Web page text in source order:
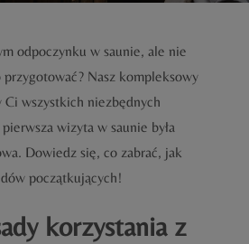
odpoczynku w saunie, ale nie
Nasz kompleksowy
wszystkich niezbędnych
wizyta w saunie była
Dowiedz się, co zabrać, jak
początkujących!
korzystania z